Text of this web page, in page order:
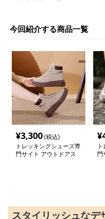
今回紹介する商品一覧
¥3,300(税込)
トレッキングシューズ専
門サイト アウトドアス
¥
門
スタイリッシュなデ